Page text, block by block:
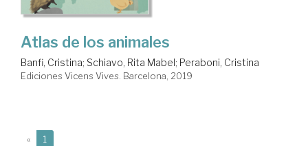
Atlas de los animales
Banfi, Cristina; Schiavo, Rita Mabel; Peraboni, Cristina
Ediciones Vicens Vives. Barcelona, 2019
« 1